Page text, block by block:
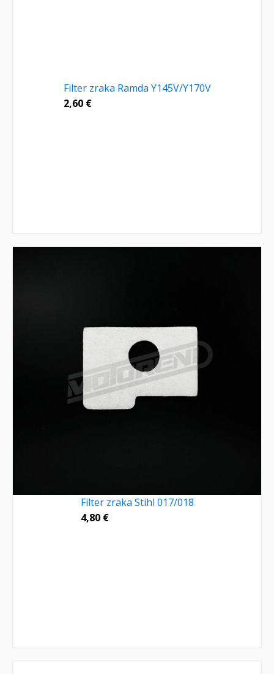
Filter zraka Ramda Y145V/Y170V
2,60 €
Filter zraka Stihl 017/018
4,80 €